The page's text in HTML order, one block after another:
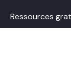
Ressources